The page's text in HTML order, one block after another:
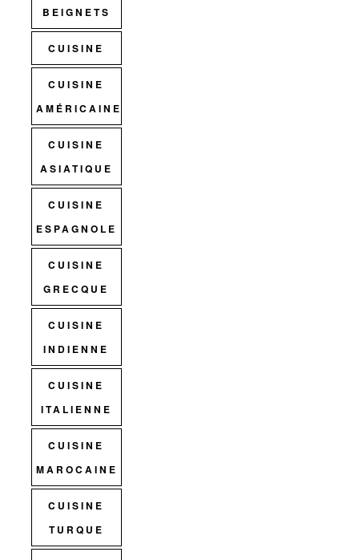
BEIGNETS
CUISINE
CUISINE
AMÉRICAINE
CUISINE
ASIATIQUE
CUISINE
ESPAGNOLE
CUISINE
GRECQUE
CUISINE
INDIENNE
CUISINE
ITALIENNE
CUISINE
MAROCAINE
CUISINE
TURQUE